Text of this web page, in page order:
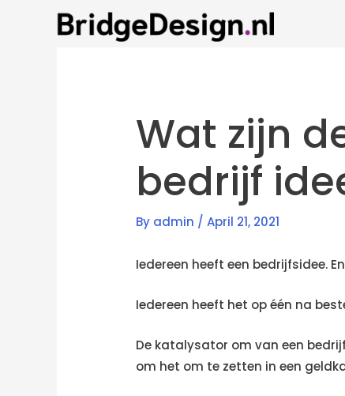
Wat zijn
bedrijf
By admin /April 21, 2021
Iedereen heeft een bedrijfsidee.
Iedereen heeft het op één na
De katalysator om van een
om het om te zetten in een